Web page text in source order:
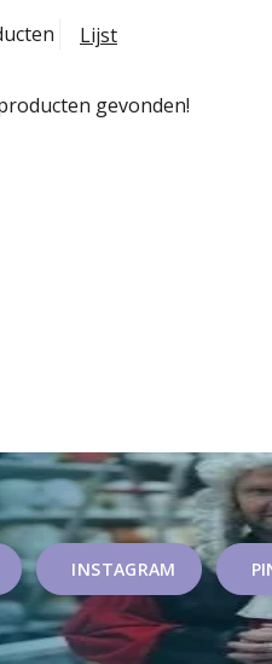
Lijst
gevonden!
INSTAGRAM